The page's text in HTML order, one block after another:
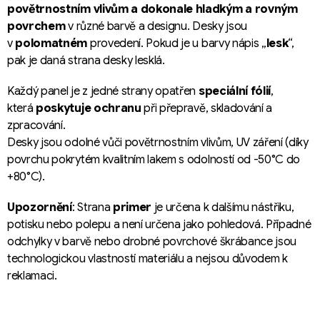
povětrnostním vlivům a dokonale hladkým a rovným
povrchemv různé barvě a designu. Desky jsou
v polomatném provedení. Pokud je u barvy nápis „lesk“,
pak je daná strana desky lesklá.
Každý panel je z jedné strany opatřen speciální fólií,
která poskytuje ochranu při přepravě, skladování a
zpracování.
Desky jsou odolné vůči povětrnostním vlivům, UV záření (díky
povrchu pokrytém kvalitním lakem s odolností od -50°C do
+80°C).
Upozornění: Strana primer je určena k dalšímu nástřiku,
potisku nebo polepu a není určena jako pohledová. Případné
odchylky v barvě nebo drobné povrchové škrábance jsou
technologickou vlastností materiálu a nejsou důvodem k
reklamaci.